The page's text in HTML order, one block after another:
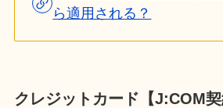
ら適用される？
クレジットカード【J:COM契